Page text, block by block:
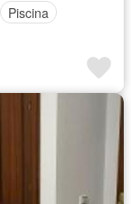
Piscina